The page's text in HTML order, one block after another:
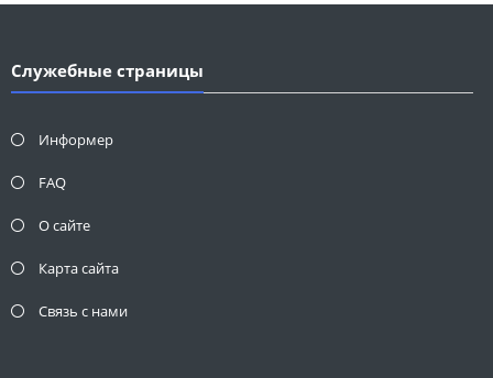
Служебные страницы
Информер
FAQ
О сайте
Карта сайта
Связь с нами